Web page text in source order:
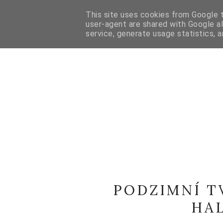
CONTACT E-SHOP
PODZIMNÍ
This site uses cookies from
user-agent are shared with Google
service, generate usage statistics,